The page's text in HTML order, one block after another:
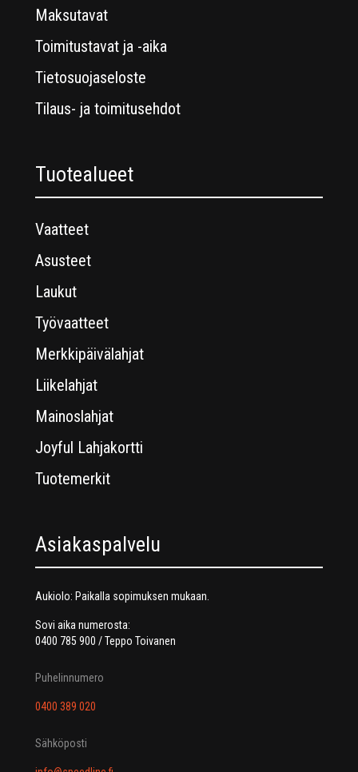
Maksutavat
Toimitustavat ja -aika
Tietosuojaseloste
Tilaus- ja toimitusehdot
Tuotealueet
Vaatteet
Asusteet
Laukut
Työvaatteet
Merkkipäivälahjat
Liikelahjat
Mainoslahjat
Joyful Lahjakortti
Tuotemerkit
Asiakaspalvelu
Aukiolo: Paikalla sopimuksen mukaan.
Sovi aika numerosta:
0400 785 900 / Teppo Toivanen
Puhelinnumero
0400 389 020
Sähköposti